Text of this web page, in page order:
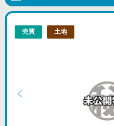
売買 土地